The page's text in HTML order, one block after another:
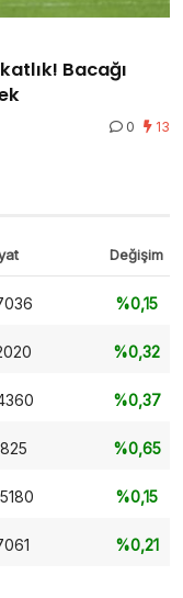
Bacağı
0 13
Değişim
%0,15
%0,32
%0,37
%0,65
%0,15
%0,21